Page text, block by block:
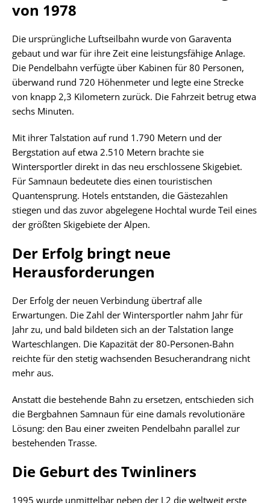
von 1978
Die ursprüngliche Luftseilbahn wurde von Garaventa
gebaut und war für ihre Zeit eine leistungsfähige Anlage.
Die Pendelbahn verfügte über Kabinen für 80 Personen,
überwand rund 720 Höhenmeter und legte eine Strecke
von knapp 2,3 Kilometern zurück. Die Fahrzeit betrug etwa
sechs Minuten.
Mit ihrer Talstation auf rund 1.790 Metern und der
Bergstation auf etwa 2.510 Metern brachte sie
Wintersportler direkt in das neu erschlossene Skigebiet.
Für Samnaun bedeutete dies einen touristischen
Quantensprung. Hotels entstanden, die Gästezahlen
stiegen und das zuvor abgelegene Hochtal wurde Teil eines
der größten Skigebiete der Alpen.
Der Erfolg bringt neue
Herausforderungen
Der Erfolg der neuen Verbindung übertraf alle
Erwartungen. Die Zahl der Wintersportler nahm Jahr für
Jahr zu, und bald bildeten sich an der Talstation lange
Warteschlangen. Die Kapazität der 80-Personen-Bahn
reichte für den stetig wachsenden Besucherandrang nicht
mehr aus.
Anstatt die bestehende Bahn zu ersetzen, entschieden sich
die Bergbahnen Samnaun für eine damals revolutionäre
Lösung: den Bau einer zweiten Pendelbahn parallel zur
bestehenden Trasse.
Die Geburt des Twinliners
1995 wurde unmittelbar neben der L2 die weltweit erste